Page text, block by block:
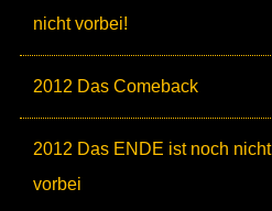
nicht vorbei!
2012 Das Comeback
2012 Das ENDE ist noch nicht
vorbei